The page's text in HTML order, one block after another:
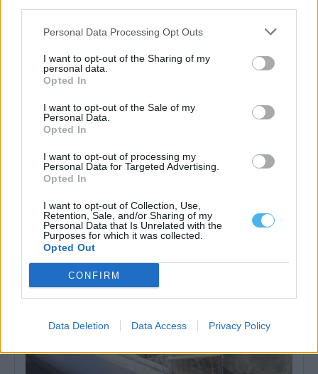
Personal Data Processing Opt Outs
I want to opt-out of the Sharing of my
personal data.
Opted In
I want to opt-out of the Sale of my
Personal Data.
Opted In
I want to opt-out of processing my
Personal Data for Targeted Advertising.
Opted In
I want to opt-out of Collection, Use,
Retention, Sale, and/or Sharing of my
Personal Data that Is Unrelated with the
Purposes for which it was collected.
Opted Out
CONFIRM
Data Deletion Data Access Privacy Policy
Militar da GNR ferido e ameaçado de morte durante desacatos
em Estremoz
Um militar da Guarda Nacional Republicana sofreu ferimentos
7 Agosto, 2026 - 08:37